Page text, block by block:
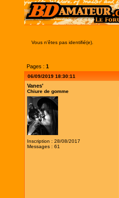
Vous n'êtes pas identifié(e).
Pages : 1
06/09/2019 18:30:11
Vanes'
Chiure de gomme
Inscription : 28/08/2017
Messages : 61